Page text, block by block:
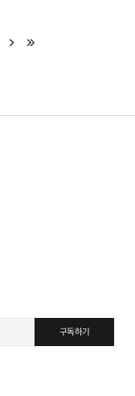
다음
구독하기